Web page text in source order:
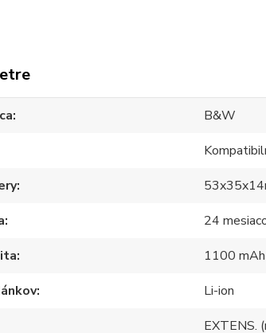
B&W
24
1100 mAh
Li-ion
EXTENS.